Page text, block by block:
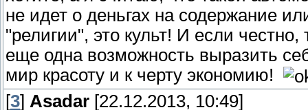
не идет о деньгах на содержание
"религии", это культ! И если
еще одна возможность выразить
мир красоту и к черту экономию!
[3] Asadar [22.12.2013, 10:49]